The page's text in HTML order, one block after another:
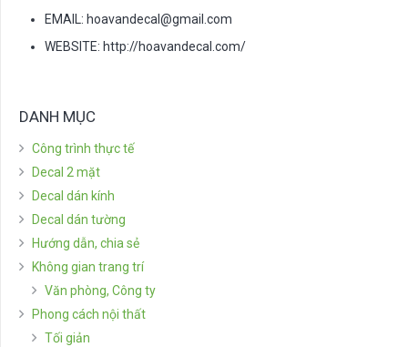
EMAIL: hoavandecal@gmail.com
WEBSITE: http://hoavandecal.com/
DANH MỤC
Công trình thực tế
Decal 2 mặt
Decal dán kính
Decal dán tường
Hướng dẫn, chia sẻ
Không gian trang trí
Văn phòng, Công ty
Phong cách nội thất
Tối giản